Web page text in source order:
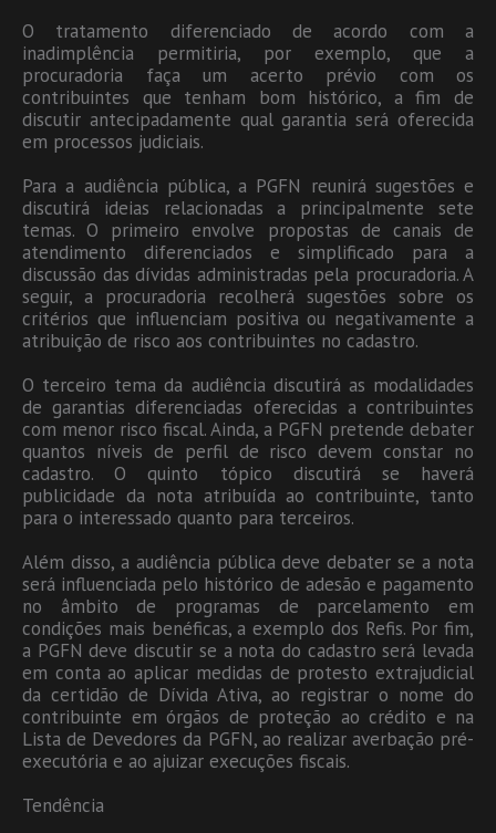
O tratamento diferenciado de acordo com a
inadimplência permitiria, por exemplo, que a
procuradoria faça um acerto prévio com os
contribuintes que tenham bom histórico, a fim de
discutir antecipadamente qual garantia será oferecida
em processos judiciais.
Para a audiência pública, a PGFN reunirá sugestões e
discutirá ideias relacionadas a principalmente sete
temas. O primeiro envolve propostas de canais de
atendimento diferenciados e simplificado para a
discussão das dívidas administradas pela procuradoria. A
seguir, a procuradoria recolherá sugestões sobre os
critérios que influenciam positiva ou negativamente a
atribuição de risco aos contribuintes no cadastro.
O terceiro tema da audiência discutirá as modalidades
de garantias diferenciadas oferecidas a contribuintes
com menor risco fiscal. Ainda, a PGFN pretende debater
quantos níveis de perfil de risco devem constar no
cadastro. O quinto tópico discutirá se haverá
publicidade da nota atribuída ao contribuinte, tanto
para o interessado quanto para terceiros.
Além disso, a audiência pública deve debater se a nota
será influenciada pelo histórico de adesão e pagamento
no âmbito de programas de parcelamento em
condições mais benéficas, a exemplo dos Refis. Por fim,
a PGFN deve discutir se a nota do cadastro será levada
em conta ao aplicar medidas de protesto extrajudicial
da certidão de Dívida Ativa, ao registrar o nome do
contribuinte em órgãos de proteção ao crédito e na
Lista de Devedores da PGFN, ao realizar averbação pré-
executória e ao ajuizar execuções fiscais.
Tendência